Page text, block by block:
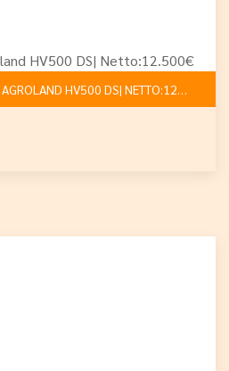
AGROLAND HV500 DS| NETTO:12.500€